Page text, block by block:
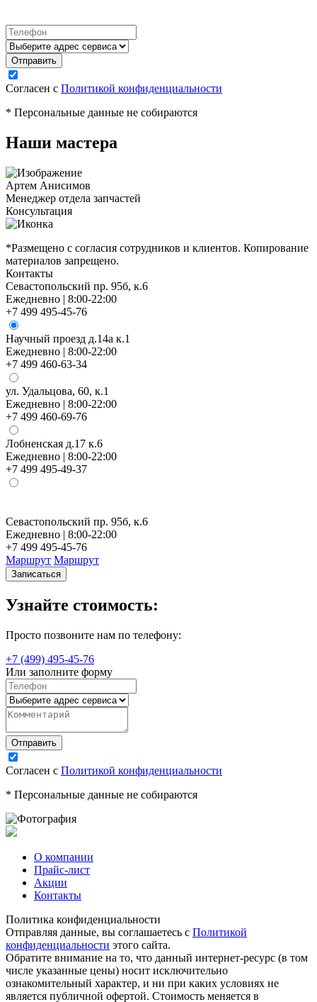
Согласен с Политикой конфиденциальности
* Персональные данные не собираются
Наши мастера
Артем Анисимов
Менеджер отдела запчастей
Консультация
*Размещено с согласия сотрудников и клиентов. Копирование
материалов запрещено.
Контакты
Севастопольский пр. 95б, к.6
Ежедневно | 8:00-22:00
+7 499 495-45-76
Научный проезд д.14а к.1
Ежедневно | 8:00-22:00
+7 499 460-63-34
ул. Удальцова, 60, к.1
Ежедневно | 8:00-22:00
+7 499 460-69-76
Лобненская д.17 к.6
Ежедневно | 8:00-22:00
+7 499 495-49-37
Севастопольский пр. 95б, к.6
Ежедневно | 8:00-22:00
+7 499 495-45-76
Маршрут Маршрут
Записаться
Узнайте стоимость:
Просто позвоните нам по телефону:
+7 (499) 495-45-76
Или заполните форму
Согласен с Политикой конфиденциальности
* Персональные данные не собираются
О компании
Прайс-лист
Акции
Контакты
Политика конфиденциальности
Отправляя данные, вы соглашаетесь с Политикой
конфиденциальности этого сайта.
Обратите внимание на то, что данный интернет-ресурс (в том
числе указанные цены) носит исключительно
ознакомительный характер, и ни при каких условиях не
является публичной офертой. Стоимость меняется в